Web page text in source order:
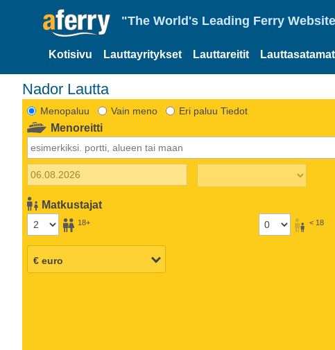
"The World's Leading Ferry
Kotisivu Lauttayritykset Lauttareitit Lauttasatamat
Nador Lautta
Menopaluu Vain meno Eri paluu Tiedot
Menoreitti
Matkustajat
18+ < 18